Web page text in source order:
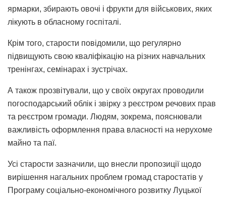
ярмарки, збирають овочі і фрукти для військових, яких
лікують в обласному госпіталі.
Крім того, старости повідомили, що регулярно
підвищують свою кваліфікацію на різних навчальних
тренінгах, семінарах і зустрічах.
А також прозвітували, що у своїх округах проводили
погосподарський облік і звірку з реєстром речових прав
та реєстром громади. Людям, зокрема, пояснювали
важливість оформлення права власності на нерухоме
майно та паї.
Усі старости зазначили, що внесли пропозиції щодо
вирішення нагальних проблем громад старостатів у
Програму соціально-економічного розвитку Луцької